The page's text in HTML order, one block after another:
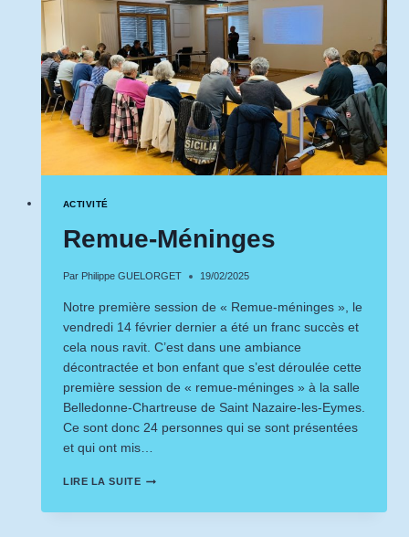
ACTIVITÉ
Remue-Méninges
Par Philippe GUELORGET 19/02/2025
Notre première session de « Remue-méninges », le
vendredi 14 février dernier a été un franc succès et
cela nous ravit. C’est dans une ambiance
décontractée et bon enfant que s’est déroulée cette
première session de « remue-méninges » à la salle
Belledonne-Chartreuse de Saint Nazaire-les-Eymes.
Ce sont donc 24 personnes qui se sont présentées
et qui ont mis…
LIRE LA SUITEREMUE-